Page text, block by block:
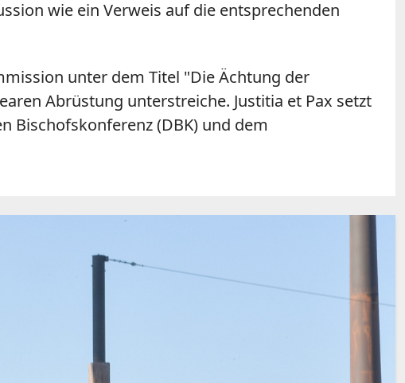
wie ein Verweis auf die entsprechenden
unter dem Titel "Die Ächtung der
Abrüstung unterstreiche. Justitia et Pax setzt
Bischofskonferenz (DBK) und dem